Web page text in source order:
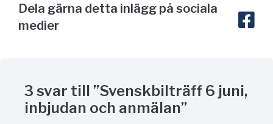
Dela gärna detta inlägg på sociala
medier
3 svar till ”Svenskbilträff 6 juni,
inbjudan och anmälan”